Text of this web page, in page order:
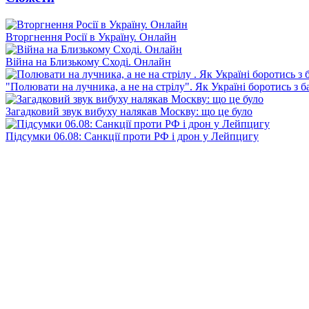
Вторгнення Росії в Україну. Онлайн
Війна на Близькому Сході. Онлайн
"Полювати на лучника, а не на стрілу". Як Україні боротись з
Загадковий звук вибуху налякав Москву: що це було
Підсумки 06.08: Санкції проти РФ і дрон у Лейпцигу